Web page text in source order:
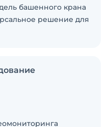
башенного крана
решение для
строительства.
России: